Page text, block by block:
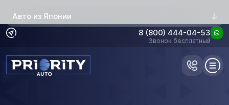
Авто из Японии
8 (800) 444-04-53
Звонок бесплатный